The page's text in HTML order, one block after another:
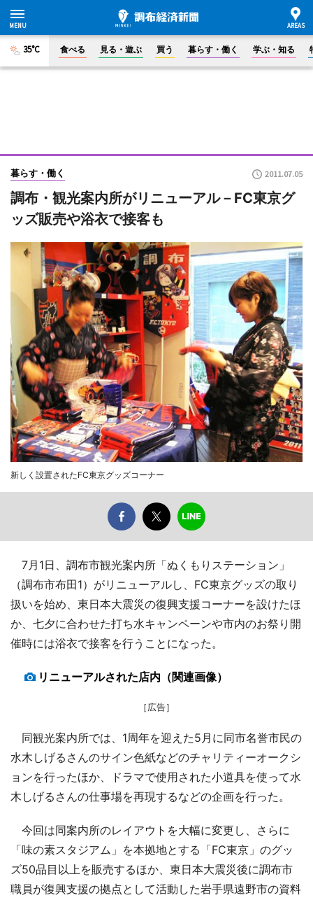
35°C 食べる 見る・遊ぶ 買う 暮らす・働く 学ぶ・知る
暮らす・働く 2011.07.05
調布・観光案内所がリニューアル－FC東京グ
ッズ販売や浴衣で接客も
新しく設置されたFC東京グッズコーナー
7月1日、調布市観光案内所「ぬくもりステーション」
（調布市布田1）がリニューアルし、FC東京グッズの取り
扱いを始め、東日本大震災の復興支援コーナーを設けたほ
か、七夕に合わせた打ち水キャンペーンや市内のお祭り開
催時には浴衣で接客を行うことになった。
リニューアルされた店内（関連画像）
［広告］
同観光案内所では、1周年を迎えた5月に同市名誉市民の
水木しげるさんのサイン色紙などのチャリティーオークシ
ョンを行ったほか、ドラマで使用された小道具を使って水
木しげるさんの仕事場を再現するなどの企画を行った。
今回は同案内所のレイアウトを大幅に変更し、さらに
「味の素スタジアム」を本拠地とする「FC東京」のグッ
ズ50品目以上を販売するほか、東日本大震災後に調布市
職員が復興支援の拠点として活動した岩手県遠野市の資料